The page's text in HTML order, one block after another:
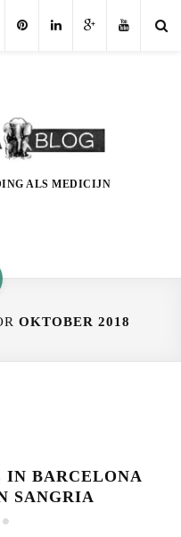
ALS MEDICIJN
OKTOBER 2018
IN BARCELONA
SANGRIA